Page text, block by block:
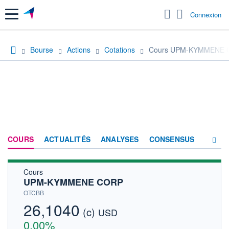
Menu Connexion
Bourse Actions Cotations Cours UPM-KYMMENE
COURS ACTUALITÉS ANALYSES CONSENSUS
ACTIONNAIRES
Cours
UPM-KYMMENE CORP
OTCBB
26,1040 (c) USD
0,00%